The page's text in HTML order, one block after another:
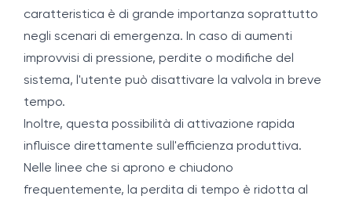
caratteristica è di grande importanza soprattutto
negli scenari di emergenza. In caso di aumenti
improvvisi di pressione, perdite o modifiche del
sistema, l'utente può disattivare la valvola in breve
tempo.
Inoltre, questa possibilità di attivazione rapida
influisce direttamente sull'efficienza produttiva.
Nelle linee che si aprono e chiudono
frequentemente, la perdita di tempo è ridotta al